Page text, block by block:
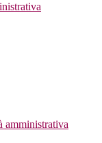
amministrativa